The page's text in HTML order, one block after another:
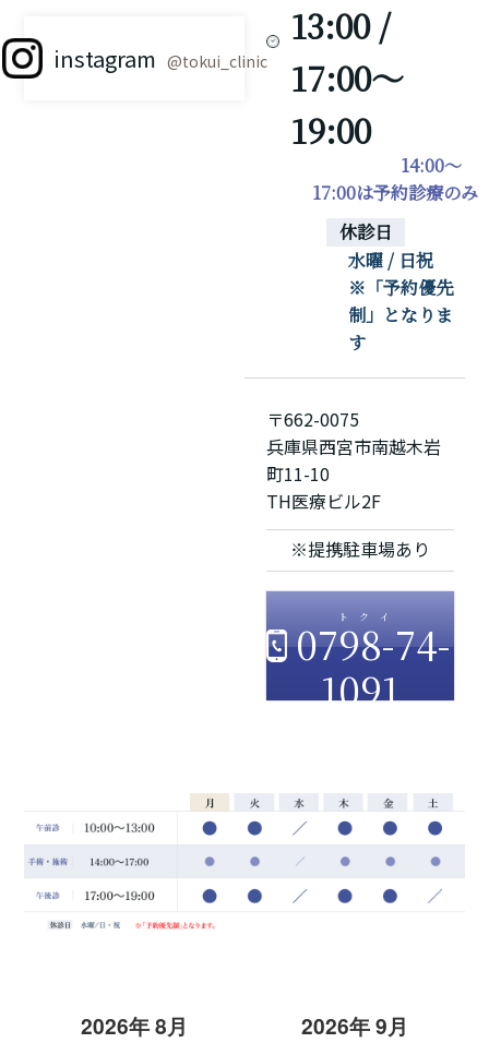
instagram @tokui_clinic
13:00 /
17:00～
19:00
14:00～
17:00は予約診療のみ
休診日
水曜 / 日祝
※「予約優先
制」となりま
す
〒662-0075
兵庫県西宮市南越木岩
町11-10
TH医療ビル2F
※提携駐車場あり
0798-74-
1091
2026年 8月 2026年 9月